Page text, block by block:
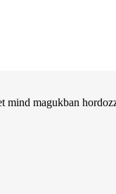
magukban